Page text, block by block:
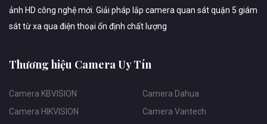
ảnh HD công nghệ mới. Giải pháp lắp camera quan sát quận 5 giám
sát từ xa qua điện thoại ổn định chất lượng
Thương hiệu Camera Uy Tín
Camera KBVISION
Camera HIKVISION
Camera Dahua
Camera Vantech